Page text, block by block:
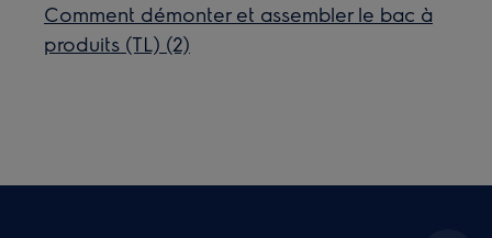
Comment démonter et assembler le bac à
produits (TL) (2)